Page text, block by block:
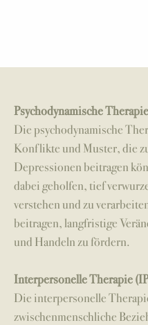
Psychodynamische Therapie
Die psychodynamische
Konflikte und Muster, die
Depressionen beitragen
dabei geholfen, tief
verstehen und zu
beitragen, langfristige
und Handeln zu fördern.
Interpersonelle Therapie
Die interpersonelle
zwischenmenschliche